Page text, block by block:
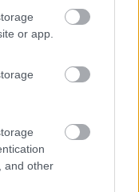
or app.
and other
suo imballo originale
venduto dalla LIDL
mai utilizzato
usato il camper.
suo imballo originale